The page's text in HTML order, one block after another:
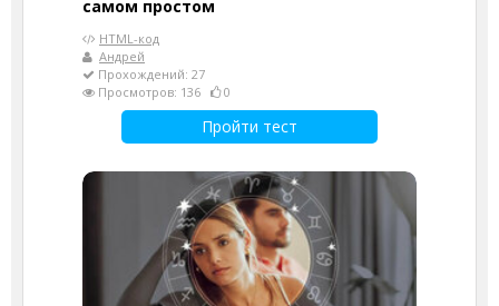
самом простом
HTML-код
Андрей
Прохождений: 27
Просмотров: 136
0
Пройти тест